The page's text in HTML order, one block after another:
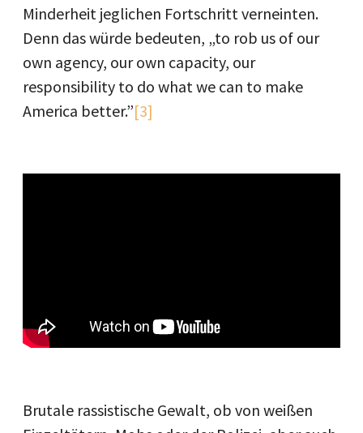
Minderheit jeglichen Fortschritt verneinten.
Denn das würde bedeuten, „to rob us of our
own agency, our own capacity, our
responsibility to do what we can to make
America better.”[3]
Brutale rassistische Gewalt, ob von weißen